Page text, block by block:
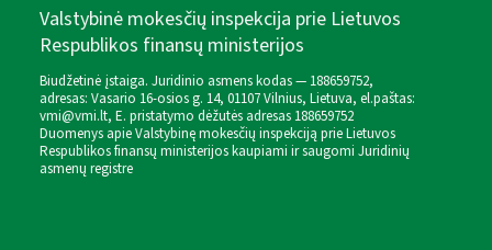
Valstybinė mokesčių inspekcija prie Lietuvos
Respublikos finansų ministerijos
Biudžetinė įstaiga. Juridinio asmens kodas — 188659752,
adresas: Vasario 16-osios g. 14, 01107 Vilnius, Lietuva, el.paštas:
vmi@vmi.lt, E. pristatymo dėžutės adresas 188659752
Duomenys apie Valstybinę mokesčių inspekciją prie Lietuvos
Respublikos finansų ministerijos kaupiami ir saugomi Juridinių
asmenų registre